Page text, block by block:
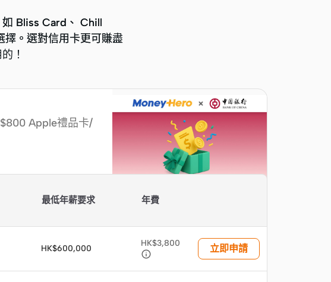
Bliss Card、 Chill
。選對信用卡更可賺盡
！
Bliss Card、 Chill
。選對信用卡更可賺盡
！
Apple禮品卡/
最低年薪要求 年費
HK$600,000
HK$3,800
 立即申請